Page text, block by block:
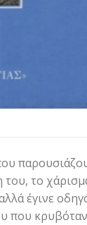
το
έγινε
που